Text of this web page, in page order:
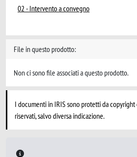
02 - Intervento a convegno
File in questo prodotto:
Non ci sono file associati a questo prodotto.
I documenti in IRIS sono protetti da
riservati, salvo diversa indicazione.